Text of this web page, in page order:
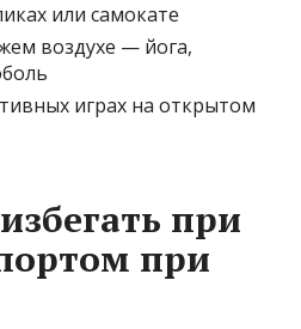
или самокате
воздухе — йога,
играх на открытом
при
при